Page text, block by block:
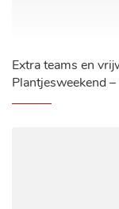
Extra teams en
Plantjesweekend